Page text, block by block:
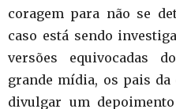
coragem para não se
caso está sendo
versões equivocadas
grande mídia, os pais
divulgar um